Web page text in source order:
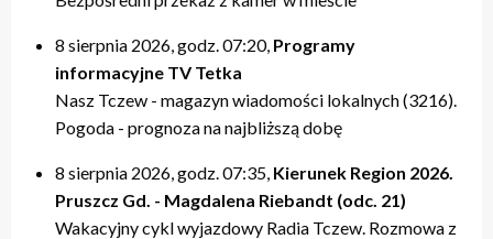
20:00 – relacje
21:40 – Pytania do Prezydenta / Pytania do Starosty
22:00 – relacje
20:00 – relacje
21:40 – Opinie w Radiu Tczew
22:00 – relacje
19:40 – Kulturalne pogaduszki / Fabryczne Pogaduszki
20:00 – relacje
21:20 – Nasz Tczew, Pogoda
21:40 – KinoteTka
21:50 – Kulturalne pogaduszki / Fabryczne Pogaduszki
22:00 – relacje
19:50 – relacje
21:40 – Tczew Mówi
21:50 – relacje
17:40 – Powtórki programów z tygodnia
20:40 – relacje tygodnia
8 sierpnia 2026, godz. 07:20, Programy
informacyjne TV Tetka
Nasz Tczew - magazyn wiadomości lokalnych (3216).
Pogoda - prognoza na najbliższą dobę
8 sierpnia 2026, godz. 07:35, Kierunek Region 2026.
Pruszcz Gd. - Magdalena Riebandt (odc. 21)
Wakacyjny cykl wyjazdowy Radia Tczew. Rozmowa z